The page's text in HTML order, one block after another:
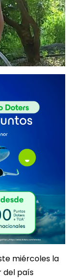
miércoles la
del país